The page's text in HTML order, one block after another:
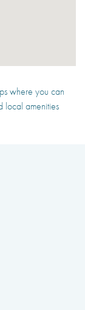
where you can
local amenities